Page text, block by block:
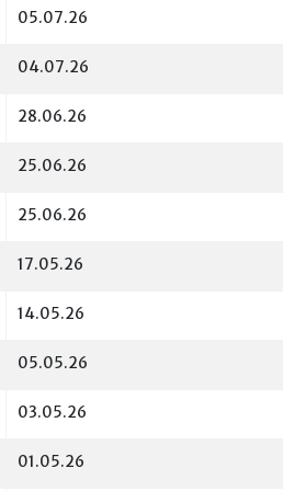
05.07.26
04.07.26
28.06.26
25.06.26
25.06.26
17.05.26
14.05.26
05.05.26
03.05.26
01.05.26